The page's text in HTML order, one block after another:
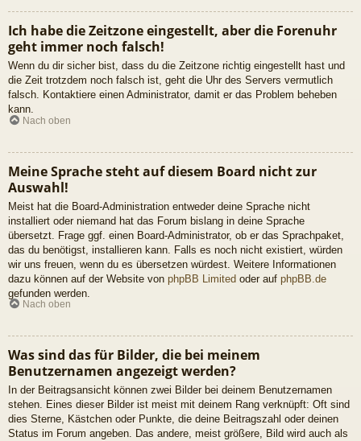
Ich habe die Zeitzone eingestellt, aber die Forenuhr
geht immer noch falsch!
Wenn du dir sicher bist, dass du die Zeitzone richtig eingestellt hast und
die Zeit trotzdem noch falsch ist, geht die Uhr des Servers vermutlich
falsch. Kontaktiere einen Administrator, damit er das Problem beheben
kann.
Nach oben
Meine Sprache steht auf diesem Board nicht zur
Auswahl!
Meist hat die Board-Administration entweder deine Sprache nicht
installiert oder niemand hat das Forum bislang in deine Sprache
übersetzt. Frage ggf. einen Board-Administrator, ob er das Sprachpaket,
das du benötigst, installieren kann. Falls es noch nicht existiert, würden
wir uns freuen, wenn du es übersetzen würdest. Weitere Informationen
dazu können auf der Website von phpBB Limited oder auf phpBB.de
gefunden werden.
Nach oben
Was sind das für Bilder, die bei meinem
Benutzernamen angezeigt werden?
In der Beitragsansicht können zwei Bilder bei deinem Benutzernamen
stehen. Eines dieser Bilder ist meist mit deinem Rang verknüpft: Oft sind
dies Sterne, Kästchen oder Punkte, die deine Beitragszahl oder deinen
Status im Forum angeben. Das andere, meist größere, Bild wird auch als